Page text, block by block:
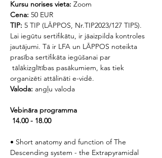
Kursu norises vieta: Zoom
Cena: 50 EUR
TIP: 5 TIP (LĀPPOS, Nr.TIP2023/127 TIP5).
Lai iegūtu sertifikātu, ir jāaizpilda kontroles
jautājumi. Tā ir LFA un LĀPPOS noteikta
prasība sertifikāta iegūšanai par
tālākizglītības pasākumiem, kas tiek
organizēti attālināti e-vidē.
Valoda: angļu valoda
Vebināra programma
14.00 - 18.00
• Short anatomy and function of The
Descending system - the Extrapyramidal